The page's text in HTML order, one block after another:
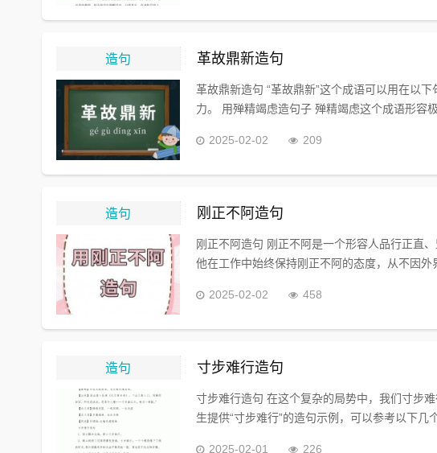
造句 革故鼎新造句
革故鼎新造句 “革故鼎新”这个成语可以用在以
力。 用殚精竭虑造句子 殚精竭虑这个成语形容
2025-02-02
209
造句 刚正不阿造句
刚正不阿造句 刚正不阿是一个形容人品行正直
他在工作中始终保持刚正不阿的态度，从不因外
2025-02-02
458
造句 寸步难行造句
寸步难行造句 在这个复杂的局势中，我们寸步
生提供“寸步难行”的造句示例，可以参考以下几
2025-02-01 226